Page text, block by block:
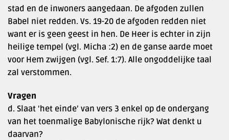
stad en de inwoners aangedaan. De afgoden zullen
Babel niet redden. Vs. 19-20 de afgoden redden niet
want er is geen geest in hen. De Heer is echter in zijn
heilige tempel (vgl. Micha :2) en de ganse aarde moet
voor Hem zwijgen (vgl. Sef. 1:7). Alle ongoddelijke taal
zal verstommen.
Vragen
d. Slaat ‘het einde’ van vers 3 enkel op de ondergang
van het toenmalige Babylonische rijk? Wat denkt u
daarvan?